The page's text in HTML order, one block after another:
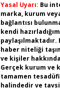
Yasal Uyarı: Bu
marka, kurum
bağlantısı
kendi
haber niteliği
ve kişiler
Gerçek kurum ve
tamamen
halindedir ve